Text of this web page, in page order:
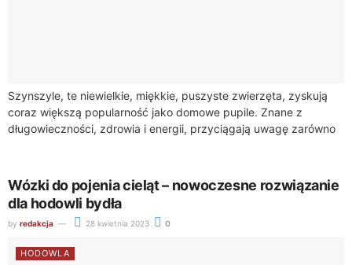
Szynszyle, te niewielkie, miękkie, puszyste zwierzęta, zyskują
coraz większą popularność jako domowe pupile. Znane z
długowieczności, zdrowia i energii, przyciągają uwagę zarówno
Wózki do pojenia cieląt – nowoczesne rozwiązanie
dla hodowli bydła
by redakcja 28 kwietnia 2023 0
HODOWLA